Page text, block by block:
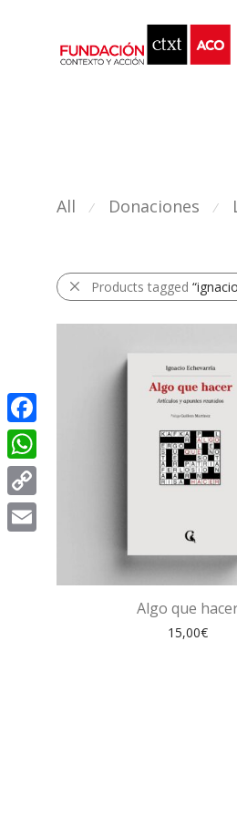
All ⁄ Donaciones ⁄
Products tagged
Algo que
15,00€
Facebook
WhatsApp
Copy